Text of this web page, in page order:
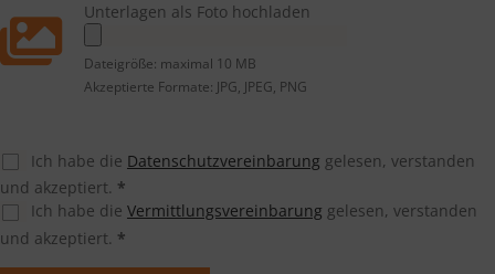
Unterlagen als Foto hochladen
Dateigröße: maximal 10 MB
Akzeptierte Formate: JPG, JPEG, PNG
Ich habe die Datenschutzvereinbarung gelesen, verstanden
und akzeptiert. *
Ich habe die Vermittlungsvereinbarung gelesen, verstanden
und akzeptiert. *